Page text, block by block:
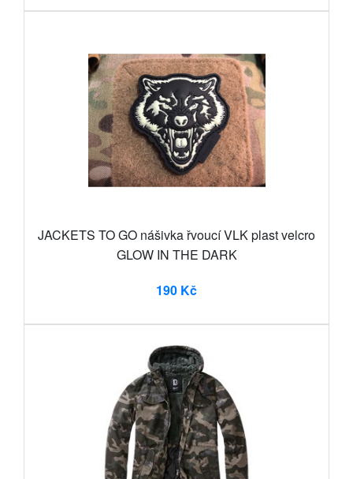
JACKETS TO GO nášivka řvoucí VLK plast velcro
GLOW IN THE DARK
190 Kč